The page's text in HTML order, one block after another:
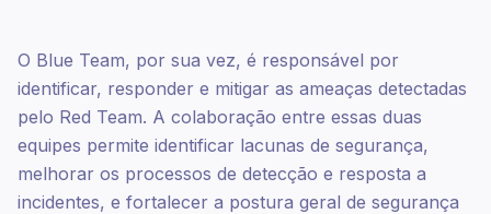
O Blue Team, por sua vez, é responsável por
identificar, responder e mitigar as ameaças detectadas
pelo Red Team. A colaboração entre essas duas
equipes permite identificar lacunas de segurança,
melhorar os processos de detecção e resposta a
incidentes, e fortalecer a postura geral de segurança